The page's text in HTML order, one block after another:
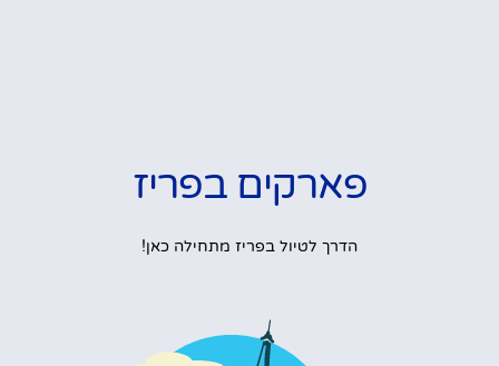
פארקים בפריז
הדרך לטיול בפריז מתחילה כאן!